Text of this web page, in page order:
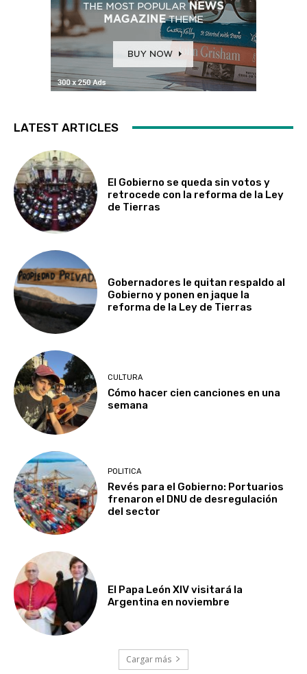
LATEST ARTICLES
El Gobierno se queda sin votos y
retrocede con la reforma de la Ley
de Tierras
Gobernadores le quitan respaldo al
Gobierno y ponen en jaque la
reforma de la Ley de Tierras
CULTURA
Cómo hacer cien canciones en una
semana
POLITICA
Revés para el Gobierno: Portuarios
frenaron el DNU de desregulación
del sector
El Papa León XIV visitará la
Argentina en noviembre
Cargar más